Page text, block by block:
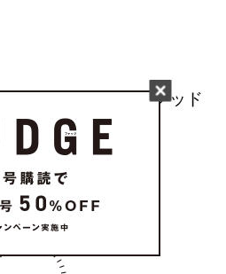
水洗いもできる！《グッド
グ...